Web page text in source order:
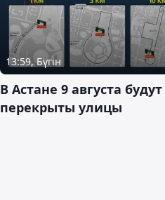
13:59, Бүгін
В Астане 9 августа будут
перекрыты улицы